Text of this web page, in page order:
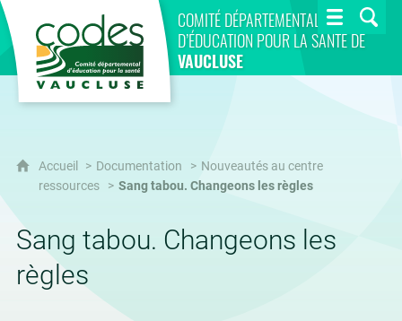
COMITÉ DÉPARTEMENTAL
D’ÉDUCATION POUR LA SANTÉ DE
VAUCLUSE
CoDES 84
Accueil Documentation
Nouveautés au centre
ressources
Sang tabou. Changeons les règles
Sang tabou. Changeons les
règles